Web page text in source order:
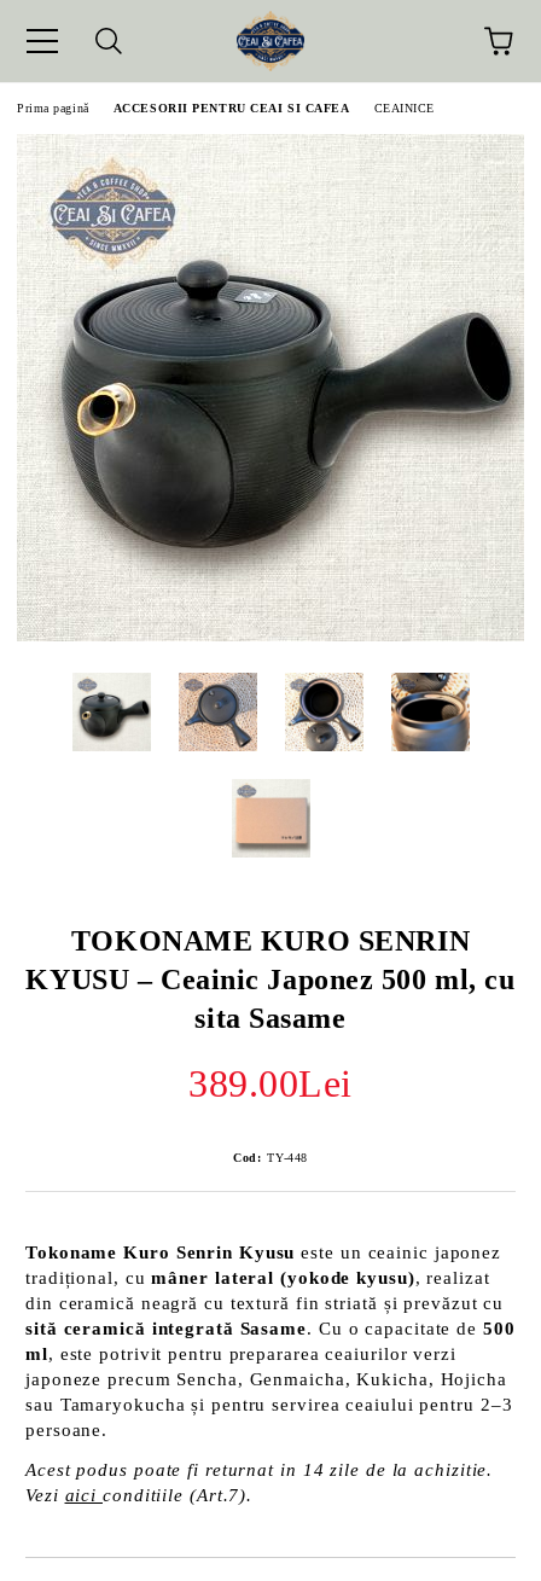
Prima pagină ACCESORII PENTRU CEAI SI CAFEA CEAINICE
TOKONAME KURO SENRIN
KYUSU – Ceainic Japonez 500 ml, cu
sita Sasame
389.00Lei
Cod: TY-448
Tokoname Kuro Senrin Kyusu este un ceainic japonez
tradițional, cumâner lateral (yokode kyusu), realizat
din ceramică neagră cu textură fin striată și prevăzut cu
sită ceramică integrată Sasame. Cu o capacitate de 500
ml, este potrivit pentru prepararea ceaiurilor verzi
japoneze precum Sencha, Genmaicha, Kukicha, Hojicha
sau Tamaryokucha și pentru servirea ceaiului pentru 2–3
persoane.
Acest podus poate fi returnat in 14 zile de la achizitie.
Vezi aici conditiile (Art.7).